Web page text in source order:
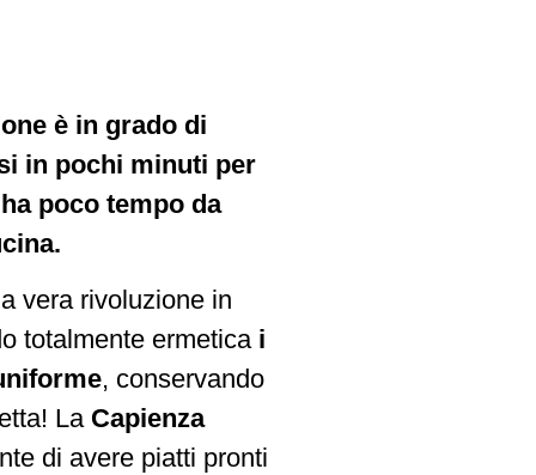
è in grado di
in pochi minuti per
poco tempo da
vera rivoluzione in
totalmente ermetica i
, conservando
La Capienza
di avere piatti pronti